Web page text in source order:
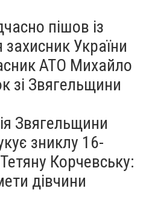
пішов із
України
АТО Михайло
зі Звягельщини
Звягельщини
зниклу 16-
Корчевську:
дівчини